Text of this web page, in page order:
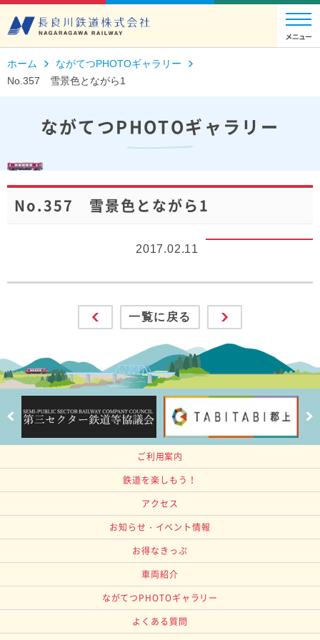
ホーム
ながてつPHOTOギャラリー
No.357 雪景色とながら1
ながてつPHOTOギャラリー
No.357 雪景色とながら1
2017.02.11
一覧に戻る
ご利用案内
鉄道を楽しもう！
アクセス
お知らせ・イベント情報
お得なきっぷ
車両紹介
ながてつPHOTOギャラリー
よくある質問